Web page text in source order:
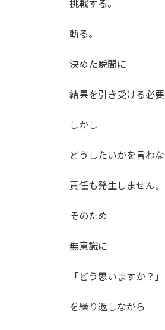
挑戦する。
断る。
決めた瞬間に
結果を引き受ける必要
しかし
どうしたいかを言わ
責任も発生しません。
そのため
無意識に
「どう思いますか？」
を繰り返しながら